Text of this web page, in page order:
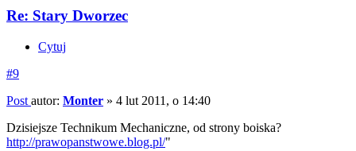
Re: Stary Dworzec
Cytuj
#9
Post autor: Monter » 4 lut 2011, o 14:40
Dzisiejsze Technikum Mechaniczne, od strony boiska?
http://prawopanstwowe.blog.pl/"